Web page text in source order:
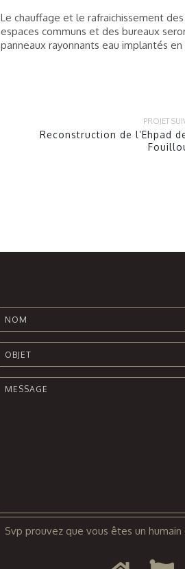
Le chauffage et le rafraichissement
espaces communs et des bureaux
panneaux rayonnants eau implantés
PROJET
Reconstruction de l’Ehpad
Svp prouvez que vous êtes un